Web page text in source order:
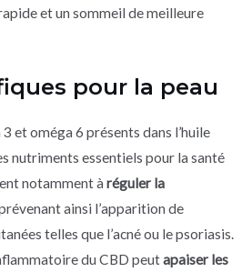
et un sommeil de meilleure
pour la peau
et oméga 6 présents dans l’huile
nutriments essentiels pour la santé
notamment à réguler la
ainsi l’apparition de
telles que l’acné ou le psoriasis.
du CBD peutapaiser les